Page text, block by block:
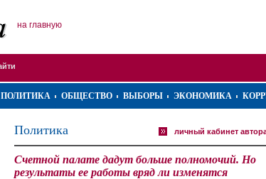
на главную
ПОЛИТИКА ОБЩЕСТВО ВЫБОРЫ ЭКОНОМИКА
Политика личный кабинет
Счетной палате дадут больше полномочий. Но
результаты ее работы вряд ли изменятся